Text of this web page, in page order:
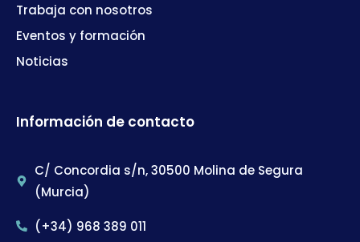
Trabaja con nosotros
Eventos y formación
Noticias
Información de contacto
C/ Concordia s/n, 30500 Molina de Segura
(Murcia)
(+34) 968 389 011